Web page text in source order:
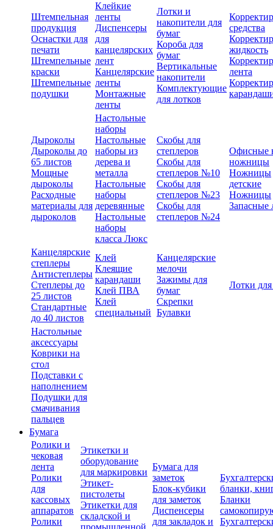
Штемпельная
продукция
Оснастки для
печати
Штемпельные
краски
Штемпельные
подушки
Клейкие
ленты
Диспенсеры
для
канцелярских
лент
Канцелярские
ленты
Монтажные
ленты
Лотки и
накопители для
бумаг
Короба для
бумаг
Вертикальные
накопители
Комплектующие
для лотков
средства
жидкость
лента
Дыроколы
Дыроколы до
65 листов
Мощные
дыроколы
Расходные
материалы для
дыроколов
Настольные
наборы
Настольные
наборы из
дерева и
металла
Настольные
наборы
деревянные
Настольные
наборы
класса Люкс
Скобы для
степлеров
Скобы для
степлеров №10
Скобы для
степлеров №23
Скобы для
степлеров №24
Офисные
ножницы
Ножницы
детские
Ножницы
Запасные
Канцелярские
степлеры
Антистеплеры
Степлеры до
25 листов
Стандартные
до 40 листов
Клей
Клеящие
карандаши
Клей ПВА
Клей
специальный
Канцелярские
мелочи
Зажимы для
бумаг
Скрепки
Булавки
Лотки
Настольные
аксессуары
Коврики на
стол
Подставки с
наполнением
Подушки для
смачивания
пальцев
Бумага
Ролики и
чековая
лента
Ролики
для
кассовых
аппаратов
Ролики
Этикетки и
оборудование
для маркировки
Этикет-
пистолеты
Этикетки для
складской и
промышленной
Бумага для
заметок
Блок-кубики
для заметок
Диспенсеры
для закладок и
бланки,
Бланки